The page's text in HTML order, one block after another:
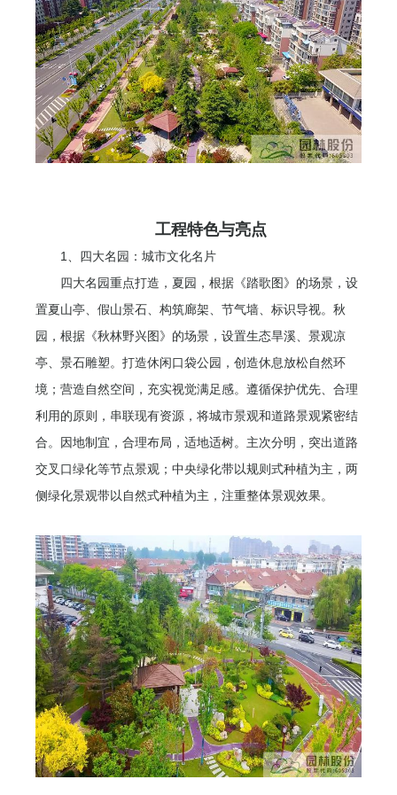
工程特色与亮点
1、四大名园：城市文化名片
四大名园重点打造，夏园，根据《踏歌图》的场景，设
置夏山亭、假山景石、构筑廊架、节气墙、标识导视。秋
园，根据《秋林野兴图》的场景，设置生态旱溪、景观凉
亭、景石雕塑。打造休闲口袋公园，创造休息放松自然环
境；营造自然空间，充实视觉满足感。遵循保护优先、合理
利用的原则，串联现有资源，将城市景观和道路景观紧密结
合。因地制宜，合理布局，适地适树。主次分明，突出道路
交叉口绿化等节点景观；中央绿化带以规则式种植为主，两
侧绿化景观带以自然式种植为主，注重整体景观效果。